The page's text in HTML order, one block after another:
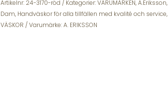
mängd
Artikelnr: 24-3170-röd Kategorier:VARUMÄRKEN,A.Eriksson,
Dam, Handväskor för alla tillfällen med kvalité och service,
VÄSKOR
Varumärke:A. ERIKSSON